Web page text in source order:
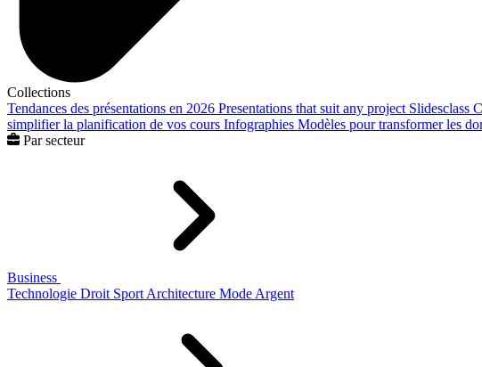
Collections
Tendances des présentations en 2026 Presentations that suit any project Slidesclass
simplifier la planification de vos cours Infographies Modèles pour transformer les
Par secteur
Business
Technologie Droit Sport Architecture Mode Argent